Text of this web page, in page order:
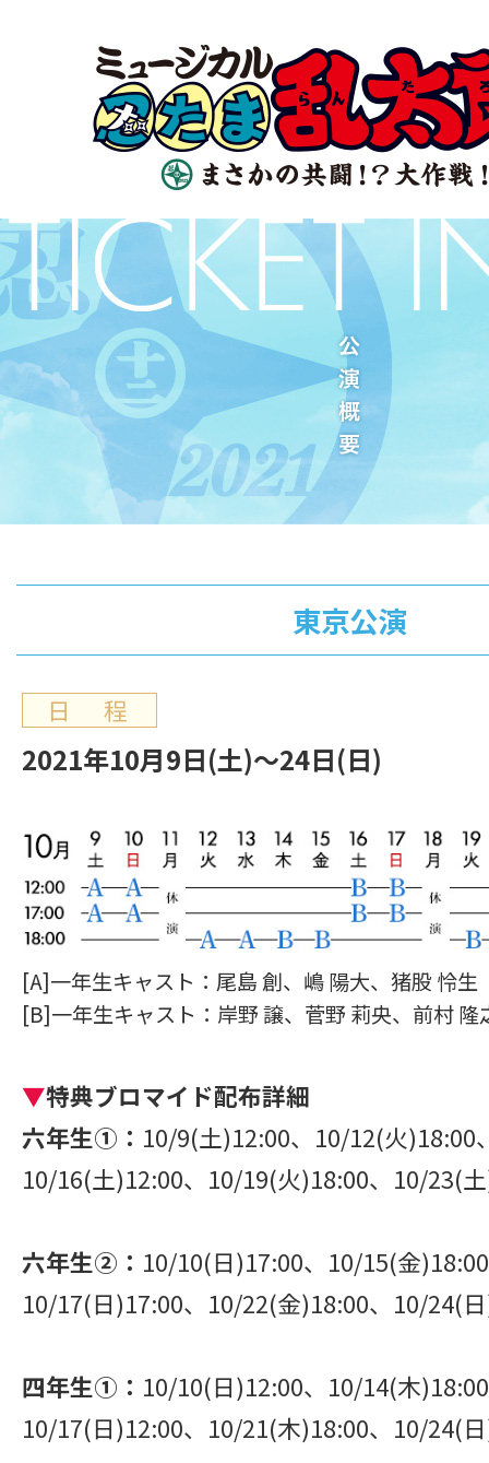
東京公演
日 程
2021年10月9日(土)～24日(日)
[A]一年生キャスト：尾島 創、嶋 陽大、猪股 怜生
[B]一年生キャスト：岸野 譲、菅野 莉央、前村 隆
▼特典ブロマイド配布詳細
六年生➀： 10/9(土)12:00、10/12(火)18:00
10/16(土)12:00、10/19(火)18:00、10/23(
六年生②： 10/10(日)17:00、10/15(金
10/17(日)17:00、10/22(金)18:00、10/24(
四年生➀： 10/10(日)12:00、10/14(木
10/17(日)12:00、10/21(木)18:00、10/24(